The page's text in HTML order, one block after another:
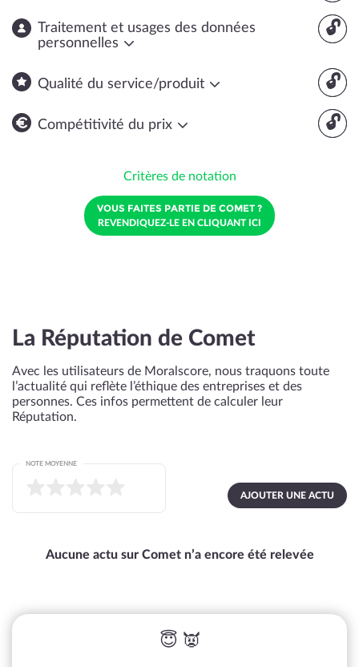
🔓
Traitement et usages des données
personnelles
🔓
Qualité du service/produit
🔓
Compétitivité du prix
Critères de notation
VOUS FAITES PARTIE DE COMET ?
REVENDIQUEZ-LE EN CLIQUANT ICI
La Réputation de Comet
Avec les utilisateurs de Moralscore, nous traquons toute
l’actualité qui reflète l’éthique des entreprises et des
personnes. Ces infos permettent de calculer leur
Réputation.
AJOUTER UNE ACTU
NOTE MOYENNE
Aucune actu sur Comet n’a encore été relevée
😇 👿